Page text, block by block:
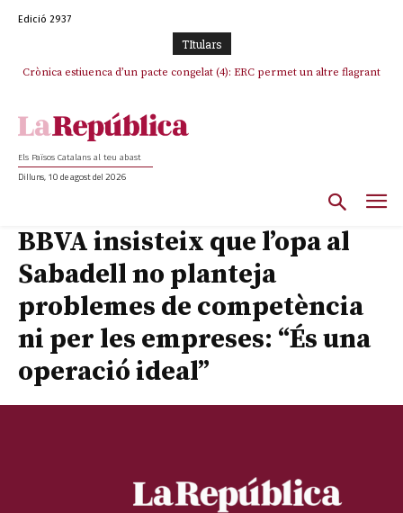
Edició 2937
TItulars
Crònica estiuenca d’un pacte congelat (4): ERC permet un altre flagrant
Rufián boicoteja l’estratègia d’acostament a Junts d’Oriol Junqueras
Els Països Catalans al teu abast
Dilluns, 10 de agost del 2026
BBVA insisteix que l’opa al
Sabadell no planteja
problemes de competència
ni per les empreses: “És una
operació ideal”